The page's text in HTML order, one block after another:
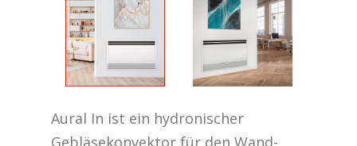
Aural In ist ein hydronischer
Gebläsekonvektor für den Wand-